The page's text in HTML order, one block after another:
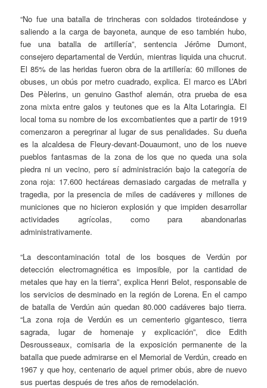
“No fue una batalla de trincheras con soldados tiroteándose y
saliendo a la carga de bayoneta, aunque de eso también hubo,
fue una batalla de artillería”, sentencia Jérôme Dumont,
consejero departamental de Verdún, mientras liquida una chucrut.
El 85% de las heridas fueron obra de la artillería: 60 millones de
obuses, un obús por metro cuadrado, explica. El marco es L’Abri
Des Pèlerins, un genuino Gasthof alemán, otra prueba de esa
zona mixta entre galos y teutones que es la Alta Lotaringia. El
local toma su nombre de los excombatientes que a partir de 1919
comenzaron a peregrinar al lugar de sus penalidades. Su dueña
es la alcaldesa de Fleury-devant-Douaumont, uno de los nueve
pueblos fantasmas de la zona de los que no queda una sola
piedra ni un vecino, pero sí administración bajo la categoría de
zona roja: 17.600 hectáreas demasiado cargadas de metralla y
tragedia, por la presencia de miles de cadáveres y millones de
municiones que no hicieron explosión y que impiden desarrollar
actividades agrícolas, como para abandonarlas
administrativamente.
“La descontaminación total de los bosques de Verdún por
detección electromagnética es imposible, por la cantidad de
metales que hay en la tierra”, explica Henri Belot, responsable de
los servicios de desminado en la región de Lorena. En el campo
de batalla de Verdún aún quedan 80.000 cadáveres bajo tierra.
“La zona roja de Verdún es un cementerio gigantesco, tierra
sagrada, lugar de homenaje y explicación”, dice Edith
Desrousseaux, comisaria de la exposición permanente de la
batalla que puede admirarse en el Memorial de Verdún, creado en
1967 y que hoy, centenario de aquel primer obús, abre de nuevo
sus puertas después de tres años de remodelación.